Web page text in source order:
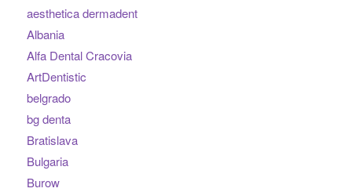
aesthetica dermadent
Albania
Alfa Dental Cracovia
ArtDentistic
belgrado
bg denta
Bratislava
Bulgaria
Burow